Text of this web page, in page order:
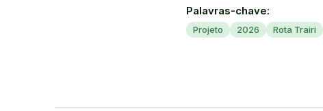
Palavras-chave:
Projeto 2026 Rota Trairi